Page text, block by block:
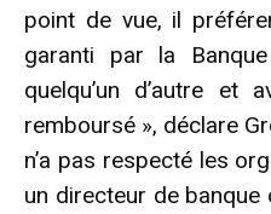
point de vue, il
garanti par la
quelqu’un d’autre et
remboursé », déclare
n’a pas respecté les
un directeur de